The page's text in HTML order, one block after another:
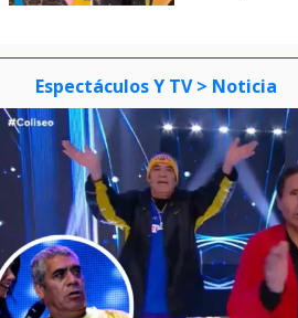
Espectáculos Y TV > Noticia